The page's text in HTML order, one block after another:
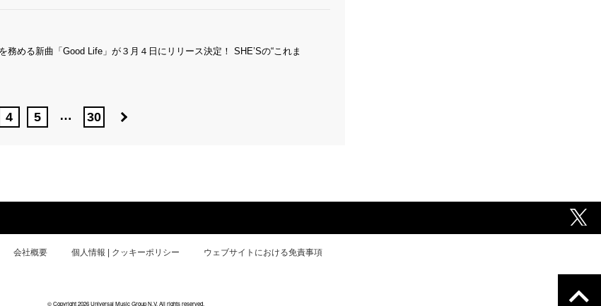
める新曲「Good Life」が３月４日にリリース決定！ SHE’Sの“これま
4 5 … 30
会社概要 個人情報 | クッキーポリシー ウェブサイトにおける免責事項
© Copyright 2026 Universal Music Group N.V. All rights reserved.